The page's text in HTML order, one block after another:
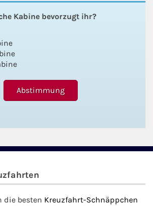
Kabine bevorzugt ihr?
die besten Kreuzfahrt-Schnäppchen